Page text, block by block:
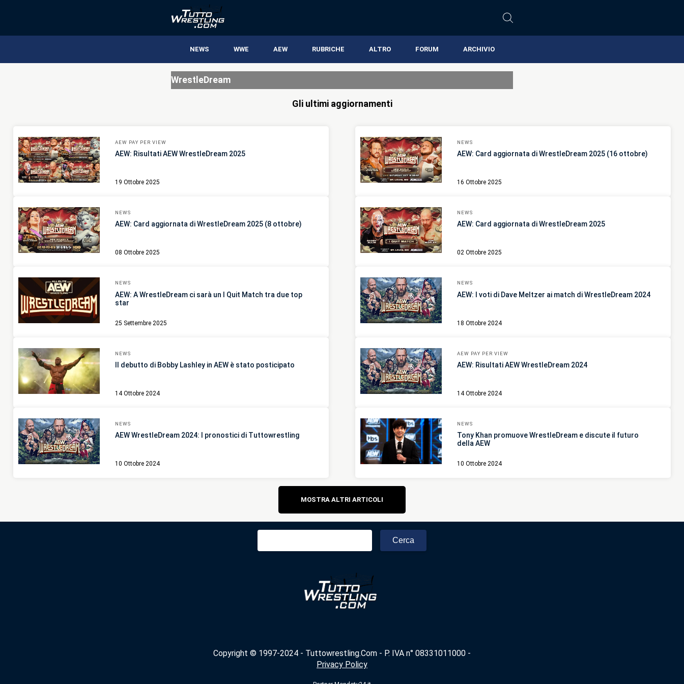
NEWS WWE AEW RUBRICHE ALTRO FORUM ARCHIVIO
WrestleDream
Gli ultimi aggiornamenti
AEW PAY PER VIEW
AEW: Risultati AEW WrestleDream 2025
19 Ottobre 2025
NEWS
AEW: Card aggiornata di WrestleDream 2025 (16 ottobre)
16 Ottobre 2025
NEWS
AEW: Card aggiornata di WrestleDream 2025 (8 ottobre)
08 Ottobre 2025
NEWS
AEW: Card aggiornata di WrestleDream 2025
02 Ottobre 2025
NEWS
AEW: A WrestleDream ci sarà un I Quit Match tra due top
star
25 Settembre 2025
NEWS
AEW: I voti di Dave Meltzer ai match di WrestleDream 2024
18 Ottobre 2024
NEWS
Il debutto di Bobby Lashley in AEW è stato posticipato
14 Ottobre 2024
AEW PAY PER VIEW
AEW: Risultati AEW WrestleDream 2024
14 Ottobre 2024
NEWS
AEW WrestleDream 2024: I pronostici di Tuttowrestling
10 Ottobre 2024
NEWS
Tony Khan promuove WrestleDream e discute il futuro
della AEW
10 Ottobre 2024
Navigazione
articoli
MOSTRA ALTRI ARTICOLI
Ricerca
Copyright © 1997-2024 - Tuttowrestling.Com - P. IVA n° 08331011000 -
Privacy Policy